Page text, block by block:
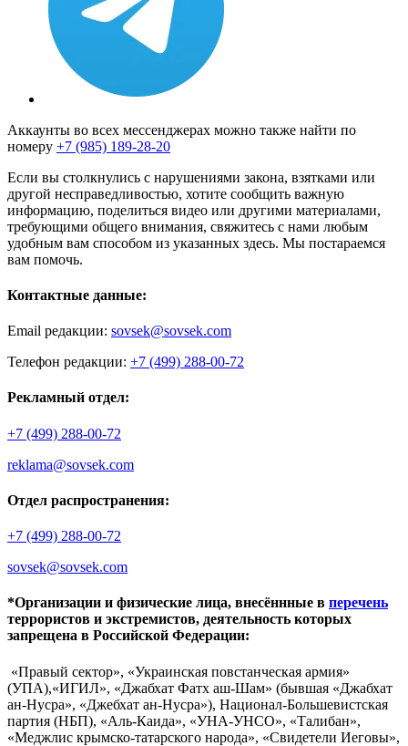
Аккаунты во всех мессенджерах можно также найти по
номеру +7 (985) 189-28-20
Если вы столкнулись с нарушениями закона, взятками или
другой несправедливостью, хотите сообщить важную
информацию, поделиться видео или другими материалами,
требующими общего внимания, свяжитесь с нами любым
удобным вам способом из указанных здесь. Мы постараемся
вам помочь.
Контактные данные:
Email редакции: sovsek@sovsek.com
Телефон редакции: +7 (499) 288-00-72
Рекламный отдел:
+7 (499) 288-00-72
reklama@sovsek.com
Отдел распространения:
+7 (499) 288-00-72
sovsek@sovsek.com
*Организации и физические лица, внесённные в перечень
террористов и экстремистов, деятельность которых
запрещена в Российской Федерации:
«Правый сектор», «Украинская повстанческая армия»
(УПА),«ИГИЛ», «Джабхат Фатх аш-Шам» (бывшая «Джабхат
ан-Нусра», «Джебхат ан-Нусра»), Национал-Большевистская
партия (НБП), «Аль-Каида», «УНА-УНСО», «Талибан»,
«Меджлис крымско-татарского народа», «Свидетели Иеговы»,